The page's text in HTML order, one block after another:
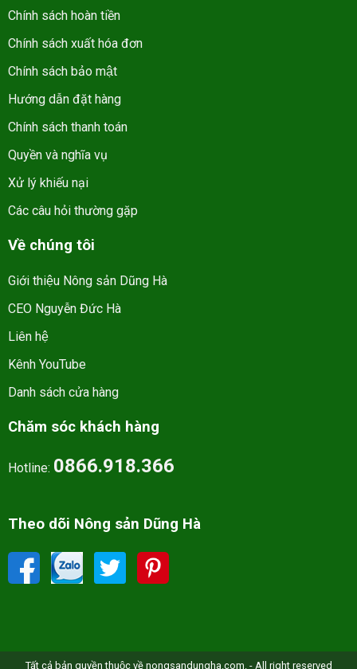
Chính sách hoàn tiền
Chính sách xuất hóa đơn
Chính sách bảo mật
Hướng dẫn đặt hàng
Chính sách thanh toán
Quyền và nghĩa vụ
Xử lý khiếu nại
Các câu hỏi thường gặp
Về chúng tôi
Giới thiệu Nông sản Dũng Hà
CEO Nguyễn Đức Hà
Liên hệ
Kênh YouTube
Danh sách cửa hàng
Chăm sóc khách hàng
Hotline: 0866.918.366
Theo dõi Nông sản Dũng Hà
Tất cả bản quyền thuộc về nongsandungha.com. - All right reserved